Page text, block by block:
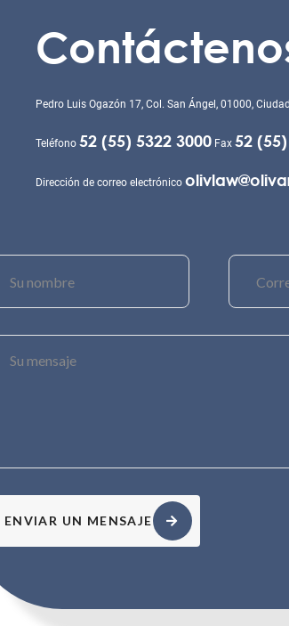
Pedro Luis Ogazón 17, Col. San Ángel, 01000,
Teléfono 52 (55) 5322 3000Fax 52
Dirección de correo electrónico
ENVIAR UN MENSAJE